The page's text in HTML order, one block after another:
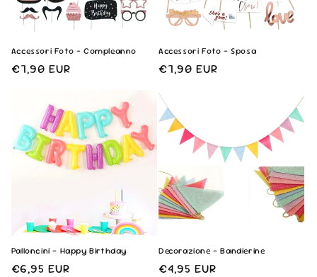
Accessori Foto - Compleanno
Prezzo
€7,90 EUR
Accessori Foto - Sposa
Prezzo
listino
€7,90 EUR
Palloncini - Happy Birthday
Prezzo
€6,95 EUR
Decorazione - Bandierine
Prezzo
€4,95 EUR